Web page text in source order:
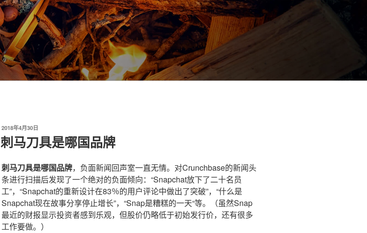
发
布
于
2018年4月30日
刺马刀具是哪国品牌
刺马刀具是哪国品牌，负面新闻回声室一直无情。对Crunchbase的新闻头
条进行扫描后发现了一个绝对的负面倾向：“Snapchat放下了二十名员
工”，“Snapchat的重新设计在83％的用户评论中做出了突破”，“什么是
Snapchat现在故事分享停止增长”，“Snap是糟糕的一天“等。（虽然Snap
最近的财报显示投资者感到乐观，但股价仍略低于初始发行价，还有很多
工作要做。）